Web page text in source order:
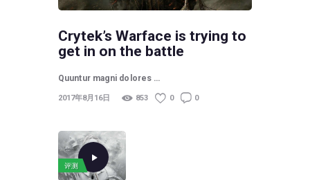
Crytek’s Warface is trying to
get in on the battle
Quuntur magni dolores …
2017年8月16日 853 0 0
评测